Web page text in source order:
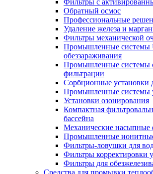
Фильтры с
Обратный осмос
Профессиональные
Удаление железа и
Фильтры механической
Промышленные системы
обеззараживания
Промышленные системы
фильтрации
Сорбционные установки
Промышленные системы
Установки озонирования
Компактная
бассейна
Механические насыпные
Промышленные
Фильтры-ловушки для
Фильтры корректировки
Фильтры для
Средства для промывки